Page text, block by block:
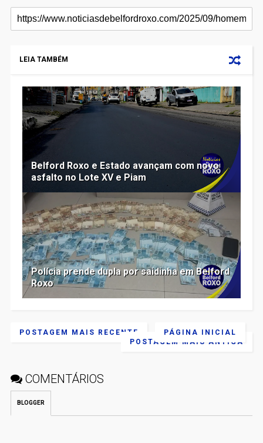
LEIA TAMBÉM
Belford Roxo e Estado avançam com novo
asfalto no Lote XV e Piam
Polícia prende dupla por saidinha em Belford
Roxo
POSTAGEM MAIS RECENTE
POSTAGEM MAIS ANTIGA
PÁGINA INICIAL
COMENTÁRIOS
BLOGGER